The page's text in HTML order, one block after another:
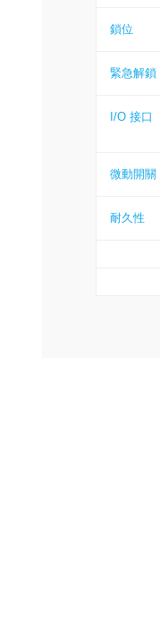
鎖位
緊急解鎖
I/O 接口
微動開關
耐久性